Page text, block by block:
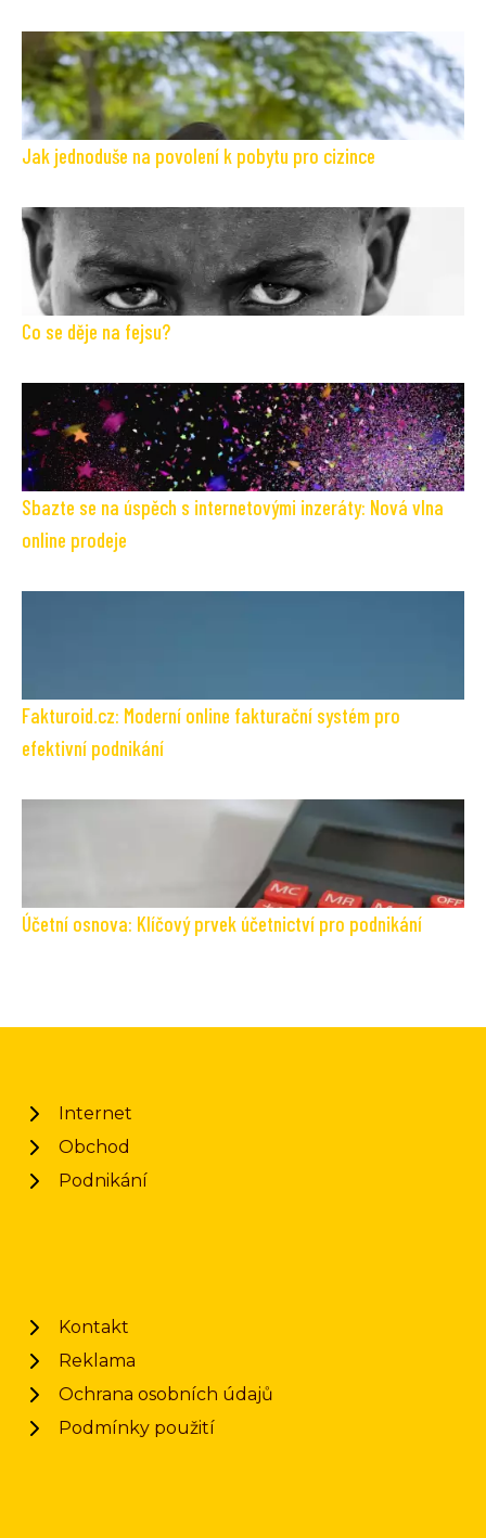
Jak jednoduše na povolení k pobytu pro cizince
Co se děje na fejsu?
Sbazte se na úspěch s internetovými inzeráty: Nová vlna
online prodeje
Fakturoid.cz: Moderní online fakturační systém pro
efektivní podnikání
Účetní osnova: Klíčový prvek účetnictví pro podnikání
Internet
Obchod
Podnikání
Kontakt
Reklama
Ochrana osobních údajů
Podmínky použití